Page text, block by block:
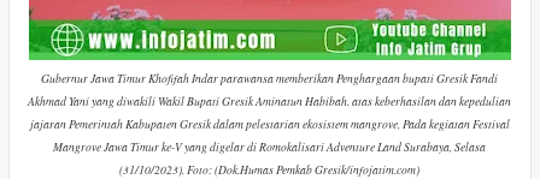
Gubernur Jawa Timur Khofifah Indar parawansa memberikan Penghargaan bupati Gresik Fandi
Akhmad Yani yang diwakili Wakil Bupati Gresik Aminatun Habibah. atas keberhasilan dan kepedulian
jajaran Pemerintah Kabupaten Gresik dalam pelestarian ekosistem mangrove, Pada kegiatan Festival
Mangrove Jawa Timur ke-V yang digelar di Romokalisari Adventure Land Surabaya, Selasa
(31/10/2023). Foto: (Dok.Humas Pemkab Gresik/infojatim.com)